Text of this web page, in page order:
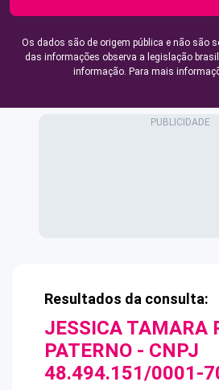
Os dados são de origem pública e não são
das informações observa a legislação
informação. Para mais
Resultados da consulta:
JESSICA TAMARA
PATERNO - CNPJ
48.494.151/0001-